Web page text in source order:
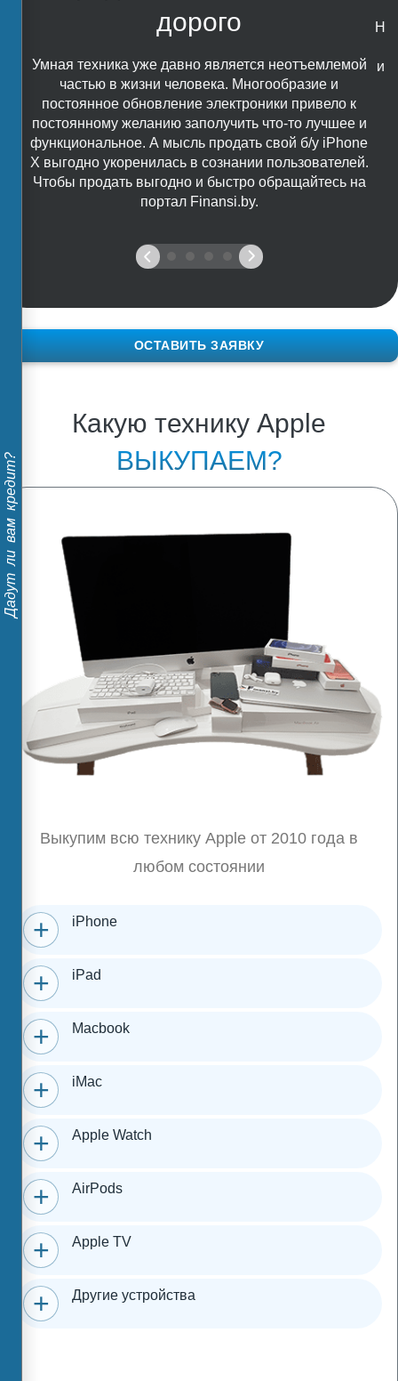
Дадут ли вам кредит?
дорого
Умная техника уже давно является неотъемлемой
частью в жизни человека. Многообразие и
постоянное обновление электроники привело к
постоянному желанию заполучить что-то лучшее и
функциональное. А мысль продать свой б/у iPhone
X выгодно укоренилась в сознании пользователей.
Чтобы продать выгодно и быстро обращайтесь на
портал Finansi.by.
ОСТАВИТЬ ЗАЯВКУ
Какую технику Apple
ВЫКУПАЕМ?
Выкупим всю технику Apple от 2010 года в
любом состоянии
iPhone
iPad
Macbook
iMac
Apple Watch
AirPods
Apple TV
Другие устройства